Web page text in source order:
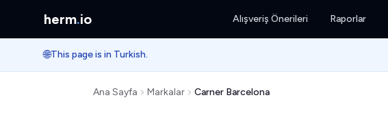
herm.io Alışveriş Önerileri Raporlar
🌐This page is in Turkish.
Ana Sayfa Markalar Carner Barcelona